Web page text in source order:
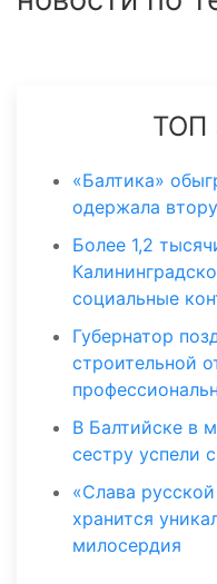
ТОП
«Балтика»
одержала
Более 1,2
социальные
Губернатор
строительной
В Балтийске в
сестру успели
«Слава
хранится
милосердия